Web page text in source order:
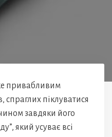
привабливим
спраглих піклуватися
завдяки його
який усуває всі